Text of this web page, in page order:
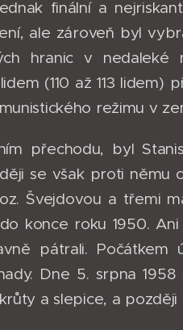
finální a
ale zároveň byl
hranic v nedaleké
(110 až 113 lidem)
režimu v
přechodu, byl
se však proti němu
Švejdovou a třemi
konce roku 1950.
pátrali. Počátkem
Dne 5. srpna 1958
a slepice, a později